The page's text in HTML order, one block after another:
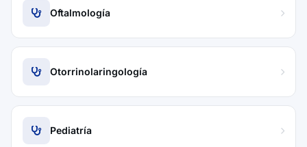
Oftalmología
Otorrinolaringología
Pediatría